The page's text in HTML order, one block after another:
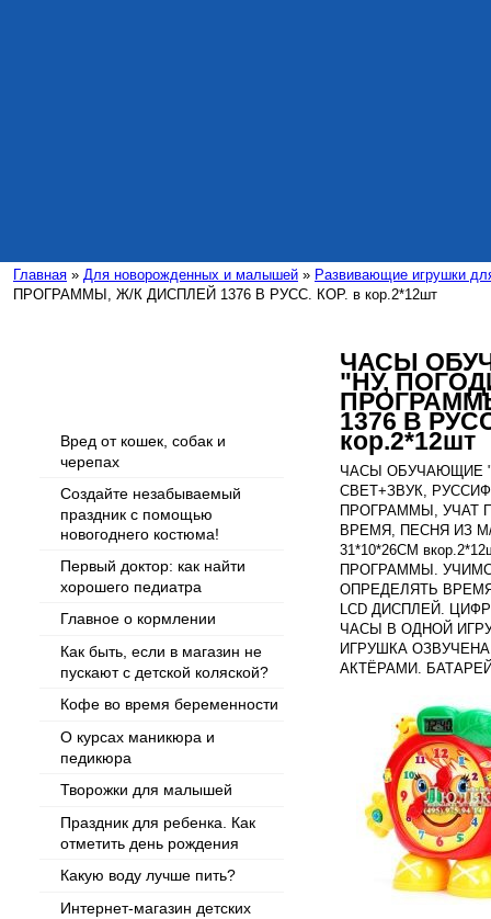
Главная » Для новорожденных и малышей » Развивающие игрушки
ПРОГРАММЫ, Ж/К ДИСПЛЕЙ 1376 В РУСС. КОР. в кор.2*12шт
Вред от кошек, собак и
черепах
Создайте незабываемый
праздник с помощью
новогоднего костюма!
Первый доктор: как найти
хорошего педиатра
Главное о кормлении
Как быть, если в магазин не
пускают с детской коляской?
Кофе во время беременности
О курсах маникюра и
педикюра
Творожки для малышей
Праздник для ребенка. Как
отметить день рождения
Какую воду лучше пить?
Интернет-магазин детских
ЧАСЫ
"НУ,
1376 В
кор.2*12шт
ЧАСЫ ОБУЧАЮЩИЕ
СВЕТ+ЗВУК,
ПРОГРАММЫ, УЧАТ
ВРЕМЯ, ПЕСНЯ ИЗ
31*10*26СМ
ПРОГРАММЫ.
ОПРЕДЕЛЯТЬ
LCD ДИСПЛЕЙ.
ЧАСЫ В ОДНОЙ
ИГРУШКА
АКТЁРАМИ.